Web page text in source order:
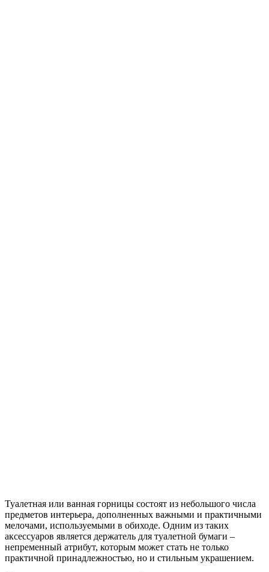
Туалетная или ванная горницы состоят из небольшого числа
предметов интерьера, дополненных важными и практичными
мелочами, используемыми в обиходе. Одним из таких
аксессуаров является держатель для туалетной бумаги –
непременный атрибут, которым может стать не только
практичной принадлежностью, но и стильным украшением.